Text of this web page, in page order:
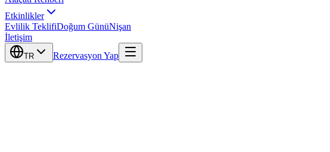
Etkinlikler
Evlilik TeklifiDoğum GünüNişan
İletişim
TR Rezervasyon Yap